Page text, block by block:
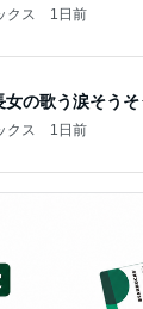
クス 1日前
の歌う涙そうそ
クス 1日前